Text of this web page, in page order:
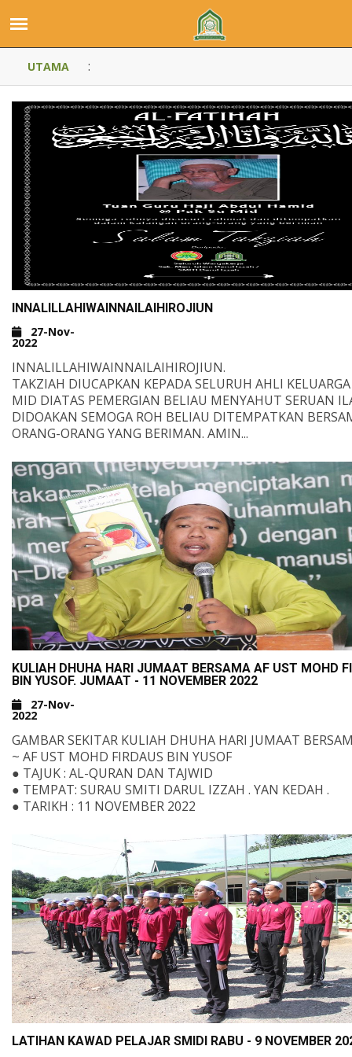
UTAMA :
INNALILLAHIWAINNAILAIHIROJIUN
27-Nov-
2022
INNALILLAHIWAINNAILAIHIROJIUN.
TAKZIAH DIUCAPKAN KEPADA SELURUH AHLI
MID DIATAS PEMERGIAN BELIAU MENYAHUT SERUAN
DIDOAKAN SEMOGA ROH BELIAU DITEMPATKAN
ORANG-ORANG YANG BERIMAN. AMIN...
وَالْبَرَدِ، وَنَقِّه مِنَ الْخَطَايَا كَمَا يُنَقَّى الثَّوْبُ مِنَ الدَّنَسِ، وَأَبْدِلْه دَارًا
وَأَهْلاً خَيْرًا مِنْ أَهْلِه، وَزَوْجًا خَيْرًا مِنْ زَوْجِه، وَأَدْخِلْه الْجَنَّةَ، وَأَعِذْه
وَعَذَابِ النَّارِ.
أَجْرَه وَلاَ تَفْتِنّا بَعْدَه وَاغْفِرْلَنَا وَلَه وَاجْعَلِ الْجَنَّةَ مَأْوَاه.
قَبْرَه رَوْضَةً مِنْ رِيَاضِ الجِنَانِ وَلاَ تَجْعَلْ قَبْرَه حُفْرَةً مِنْ حُفَرِ النِيْرانِ.
SALAM TAKZIAH DARIPADA KAMI SELURUH WARGA
ISLAM DARUL IZZAH - SMIDI
KULIAH DHUHA HARI JUMAAT BERSAMA AF UST MOHD
BIN YUSOF. JUMAAT - 11 NOVEMBER 2022
27-Nov-
2022
GAMBAR SEKITAR KULIAH DHUHA HARI JUMAAT
~ AF UST MOHD FIRDAUS BIN YUSOF
● TAJUK : AL-QURAN DAN TAJWID
● TEMPAT: SURAU SMITI DARUL IZZAH . YAN KEDAH .
● TARIKH : 11 NOVEMBER 2022
DI DARUL IZZAH BOLEH SALURKAN TERUS KE AKAUN
ISLAM BERIKUT;
TABUNG PENDIDIKAN DARUL IZZAH
0208 4010 035 015
TABUNG PEMBANGUNAN DARUL IZZAH
0208 4010 034 038
WWW.SMIDIKEDAH.EDU.M
LATIHAN KAWAD PELAJAR SMIDI RABU - 9 NOVEMBER